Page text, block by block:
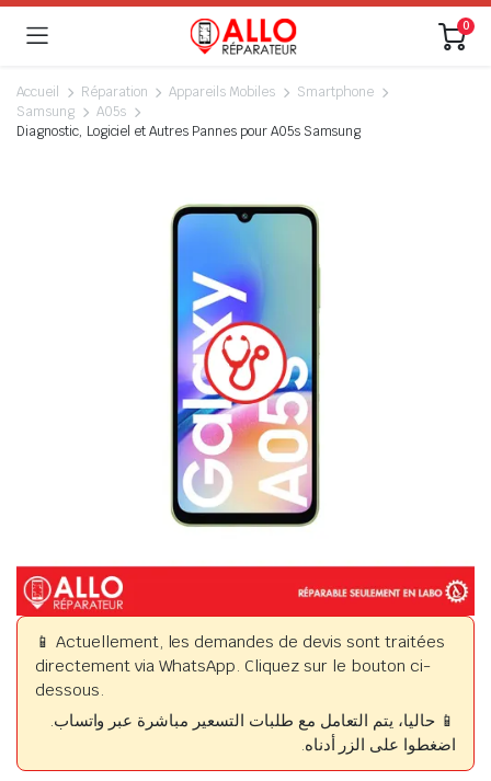
0
Accueil Réparation Appareils Mobiles
Smartphone
Samsung
A05s
Diagnostic, Logiciel et Autres Pannes pour A05s Samsung
📱 Actuellement, les demandes de devis sont traitées
directement via WhatsApp. Cliquez sur le bouton ci-
dessous.
📱 حاليا، يتم التعامل مع طلبات التسعير مباشرة عبر واتساب.
اضغطوا على الزر أدناه.